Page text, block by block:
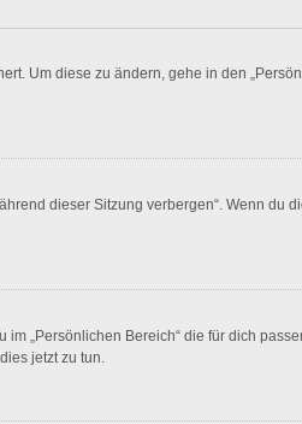
Um diese zu ändern, gehe in den
dieser Sitzung verbergen“. Wenn
„Persönlichen Bereich“ die für dich
jetzt zu tun.